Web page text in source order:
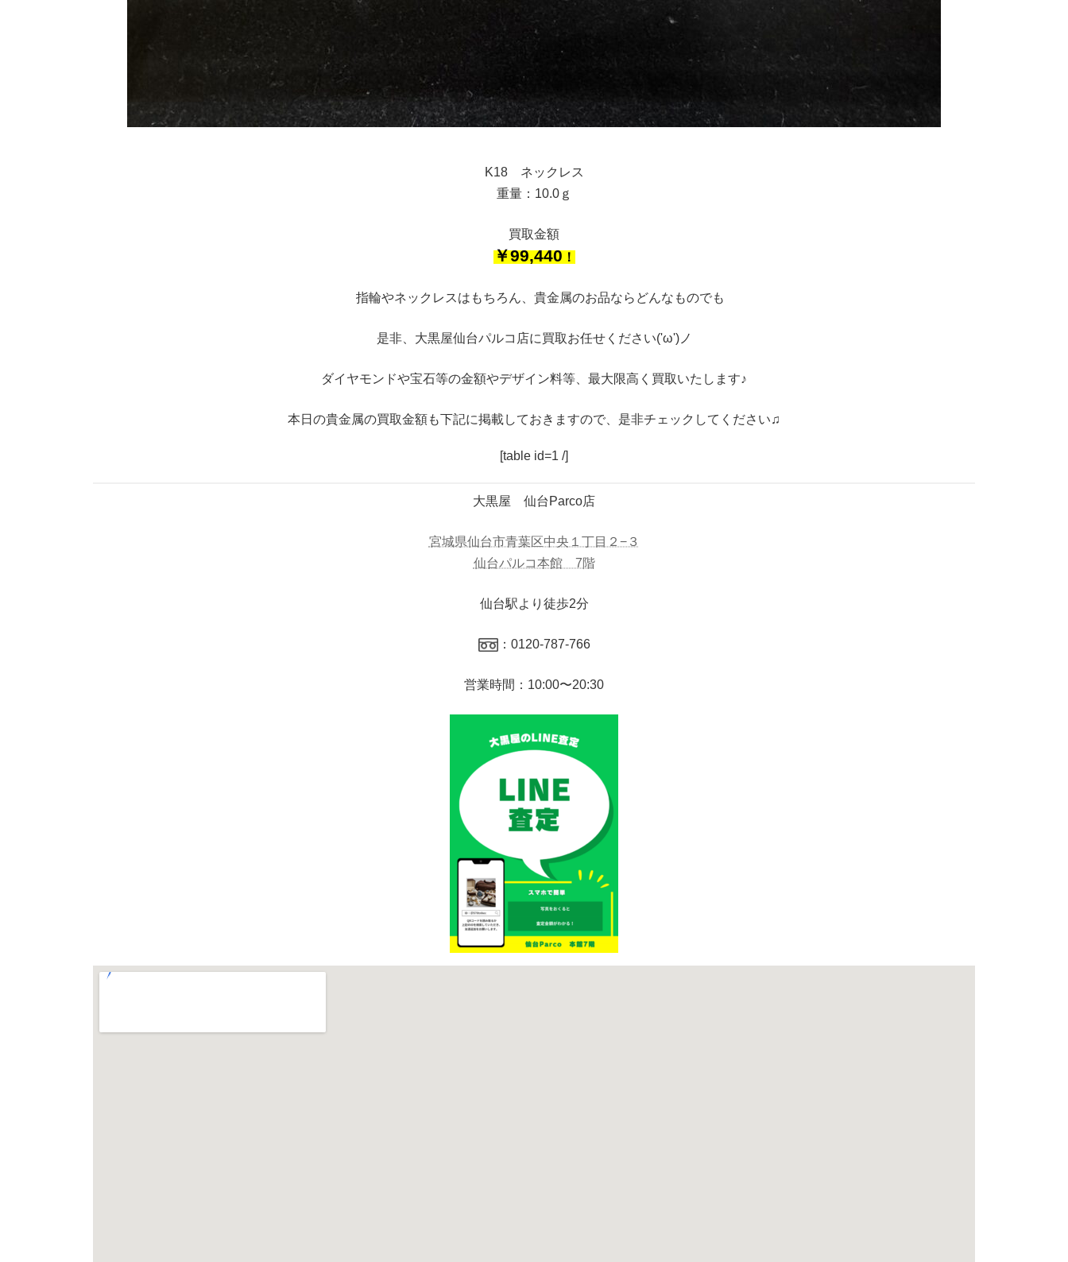
K18 ネックレス
重量：10.0ｇ
買取金額
￥99,440 ！
指輪やネックレスはもちろん、貴金属のお品ならどんなものでも
是非、大黒屋仙台パルコ店に買取お任せください('ω')ノ
ダイヤモンドや宝石等の金額やデザイン料等、最大限高く買取いたします♪
本日の貴金属の買取金額も下記に掲載しておきますので、是非チェックしてください♫
[table id=1 /]
大黒屋 仙台Parco店
宮城県仙台市青葉区中央１丁目２−３
仙台パルコ本館 7階
仙台駅より徒歩2分
：0120-787-766
営業時間：10:00〜20:30